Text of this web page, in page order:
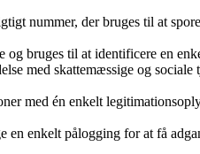
nummer, der bruges til at
og bruges til at identificere en
med skattemæssige og sociale
med én enkelt
en enkelt pålogging for at få